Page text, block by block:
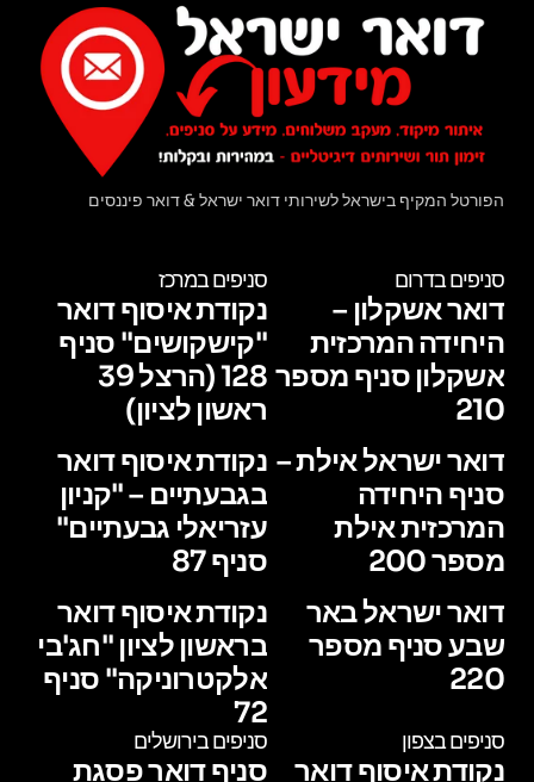
הפורטל המקיף בישראל לשירותי דואר ישראל & דואר פיננסים
סניפים בדרום
דואר אשקלון –
היחידה המרכזית
אשקלון סניף מספר
210
דואר ישראל אילת –
סניף היחידה
המרכזית אילת
מספר 200
דואר ישראל באר
שבע סניף מספר
220
סניפים במרכז
נקודת איסוף דואר
"קישקושים" סניף
128 (הרצל 39
ראשון לציון)
נקודת איסוף דואר
בגבעתיים – "קניון
עזריאלי גבעתיים"
סניף 87
נקודת איסוף דואר
בראשון לציון "חג'בי
אלקטרוניקה" סניף
72
סניפים בצפון
נקודת איסוף דואר
סניפים בירושלים
סניף דואר פסגת